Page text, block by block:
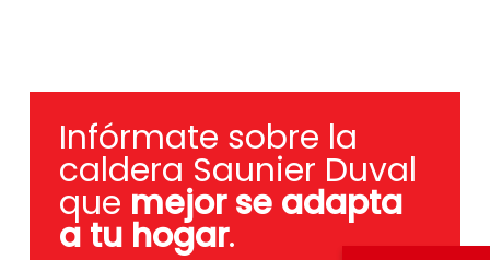
Infórmate sobre la
caldera Saunier Duval
que mejor se adapta
a tu hogar.